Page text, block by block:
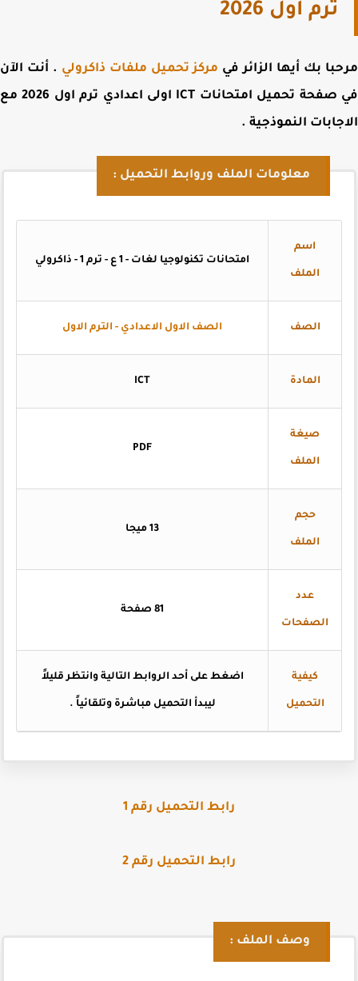
ترم اول 2026
بك أيها الزائر فيمركز تحميل ملفات ذاكرولي. أنت الآن
صفحة
تحميل امتحانات ICT اولى اعدادي ترم اول 2026 مع
النموذجية.
معلومات الملف وروابط التحميل :
اسم
الملف
امتحانات تكنولوجيا لغات - 1 ع - ترم 1 - ذاكرولي
الصف الصف الاول الاعدادي - الترم الاول
المادة
صيغة
الملف
PDF
حجم
الملف
عدد
الصفحات
كيفية
التحميل
اضغطعلى أحد الروابط التالية وانتظر قليلاً
ليبدأ التحميل مباشرة وتلقائياً.
رابط التحميل رقم 1
رابط التحميل رقم 2
وصف الملف :